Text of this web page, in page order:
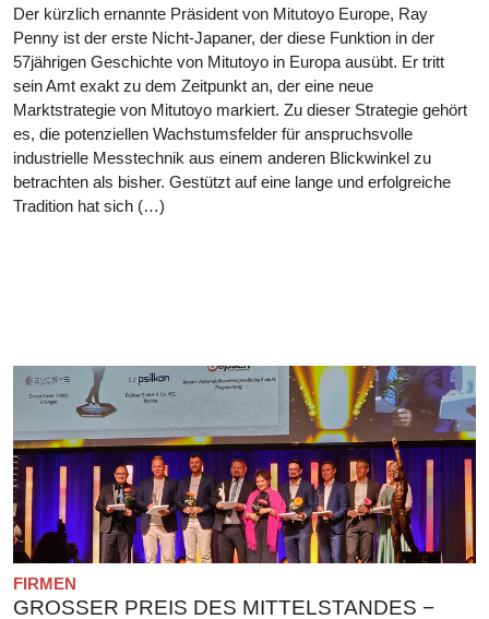
Der kürzlich ernannte Präsident von Mitutoyo Europe, Ray
Penny ist der erste Nicht-Japaner, der diese Funktion in der
57jährigen Geschichte von Mitutoyo in Europa ausübt. Er tritt
sein Amt exakt zu dem Zeitpunkt an, der eine neue
Marktstrategie von Mitutoyo markiert. Zu dieser Strategie gehört
es, die potenziellen Wachstumsfelder für anspruchsvolle
industrielle Messtechnik aus einem anderen Blickwinkel zu
betrachten als bisher. Gestützt auf eine lange und erfolgreiche
Tradition hat sich (…)
FIRMEN
GROSSER PREIS DES MITTELSTANDES − E